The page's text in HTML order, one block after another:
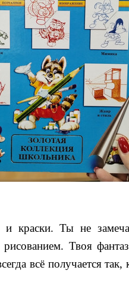
краски. Ты не
Твоя
всё получается